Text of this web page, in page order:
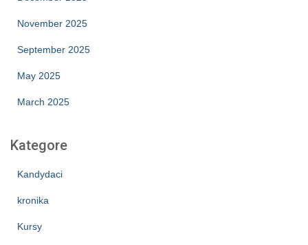
November 2025
September 2025
May 2025
March 2025
Kategore
Kandydaci
kronika
Kursy